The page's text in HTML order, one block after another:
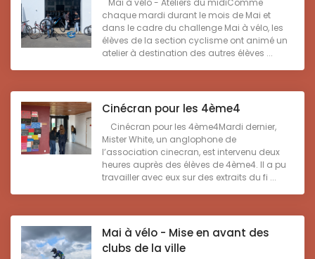
Mai à vélo - Ateliers du midiComme
chaque mardi durant le mois de Mai et
dans le cadre du challenge Mai à vélo, les
élèves de la section cyclisme ont animé un
atelier à destination des autres élèves ...
Cinécran pour les 4ème4
Cinécran pour les 4ème4Mardi dernier,
Mister White, un anglophone de
l’association cinecran, est intervenu deux
heures auprès des élèves de 4ème4. Il a pu
travailler avec eux sur des extraits du fi ...
Mai à vélo - Mise en avant des
clubs de la ville